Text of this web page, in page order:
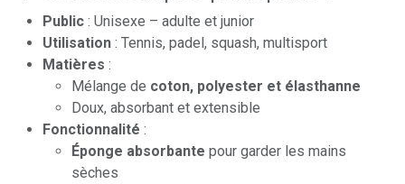
Public : Unisexe – adulte et junior
Utilisation : Tennis, padel, squash, multisport
Matières :
Mélange de coton, polyester et élasthanne
Doux, absorbant et extensible
Fonctionnalité :
Éponge absorbante pour garder les mains
sèches